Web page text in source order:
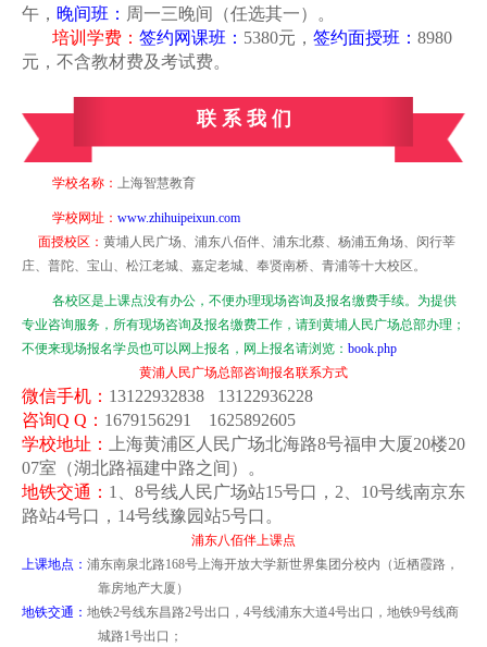
午， 晚间班： 周一三晚间（任选其一）。
培训学费： 签约网课班： 5380元， 签约面授班： 8980
元，不含教材费及考试费。
联 系 我 们
学校名称： 上海智慧教育
学校网址： www.zhihuipeixun.com
面授校区： 黄埔人民广场、浦东八佰伴、浦东北蔡、杨浦五角场、闵行莘
庄、普陀、宝山、松江老城、嘉定老城、奉贤南桥、青浦等十大校区。
各校区是上课点没有办公，不便办理现场咨询及报名缴费手续。为提供
专业咨询服务，所有现场咨询及报名缴费工作，请到黄埔人民广场总部办理；
不便来现场报名学员也可以网上报名，网上报名请浏览： book.php
黄浦人民广场总部咨询报名联系方式
微信手机： 13122932838 13122936228
咨询Q Q ： 1679156291 1625892605
学校地址： 上海黄浦区人民广场北海路8号福申大厦20楼20
07室（湖北路福建中路之间）。
地铁交通： 1、 8号线人民广场站15号口， 2、 10号线南京东
路站4号口， 14号线豫园站5号口。
浦东八佰伴上课点
上课地点： 浦东南泉北路168号上海开放大学新世界集团分校内（近栖霞路，
靠房地产大厦）
地铁交通： 地铁2号线东昌路2号出口， 4号线浦东大道4号出口，地铁9号线商
城路1号出口；